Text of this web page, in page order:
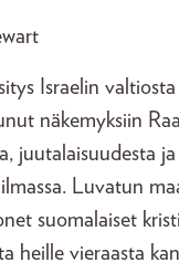
Israelin
näkemyksiin
juutalaisuudesta
Luvatun
suomalaiset
heille vieraasta